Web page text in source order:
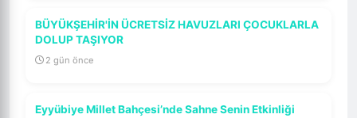
BÜYÜKŞEHİR'İN ÜCRETSİZ HAVUZLARI ÇOCUKLARLA
DOLUP TAŞIYOR
2 gün önce
Eyyübiye Millet Bahçesi’nde Sahne Senin Etkinliği